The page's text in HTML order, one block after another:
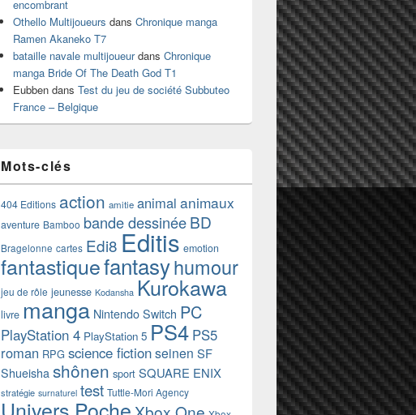
encombrant
Othello Multijoueurs dans Chronique manga
Ramen Akaneko T7
bataille navale multijoueurdans Chronique
manga Bride Of The Death God T1
Eubben dans Test du jeu de société Subbuteo
France – Belgique
Mots-clés
404 Editions action amitie animal animaux
aventure Bamboo bande dessinéeBD
Bragelonne cartes Edi8 Editis emotion
fantastiquefantasyhumour
jeu de rôle jeunesse Kodansha Kurokawa
livre manga Nintendo Switch PC
PlayStation 4 PlayStation 5 PS4 PS5
roman RPG science fictionseinen SF
Shueisha shônen sport SQUARE ENIX
stratégie surnaturel test Tuttle-Mori Agency